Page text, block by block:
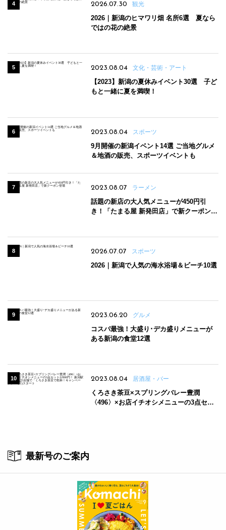
2026.07.30 観光
2026｜新潟のヒマワリ畑 名所6選 夏なら
ではの花の絶景
2023.08.04 文化・芸術・アート
【2023】新潟の夏休みイベント30選 子ど
もと一緒に夏を満喫！
2023.08.04 スポーツ
9月開催の新潟イベント14選 ご当地グルメ
＆地酒の販売、スポーツイベントも
2023.08.07 ラーメン
話題の新店の大人気メニューが450円引
き！「たまる屋 新発田店」で新クーポン登
2026.07.07 スポーツ
2026｜新潟で人気の海水浴場＆ビーチ10選
2023.06.20 グルメ
コスパ最強！大盛り･デカ盛りメニューが
ある新潟の食堂12選
2023.08.04 居酒屋・バー
くろさき茶豆×スプリングバレー豊潤
〈496〉×お店イチオシメニューの3点セッ
最新号のご案内